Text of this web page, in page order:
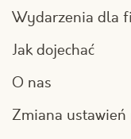
Wydarzenia dla
Jak dojechać
O nas
Zmiana ustawień